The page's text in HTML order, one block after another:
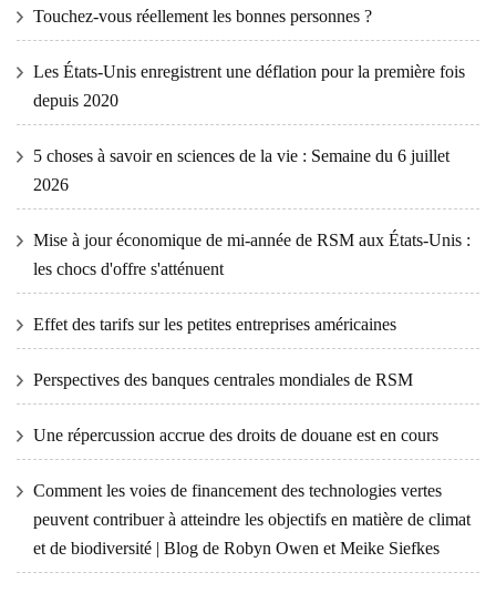
Touchez-vous réellement les bonnes personnes ?
Les États-Unis enregistrent une déflation pour la première fois
depuis 2020
5 choses à savoir en sciences de la vie : Semaine du 6 juillet
2026
Mise à jour économique de mi-année de RSM aux États-Unis :
les chocs d'offre s'atténuent
Effet des tarifs sur les petites entreprises américaines
Perspectives des banques centrales mondiales de RSM
Une répercussion accrue des droits de douane est en cours
Comment les voies de financement des technologies vertes
peuvent contribuer à atteindre les objectifs en matière de climat
et de biodiversité | Blog de Robyn Owen et Meike Siefkes